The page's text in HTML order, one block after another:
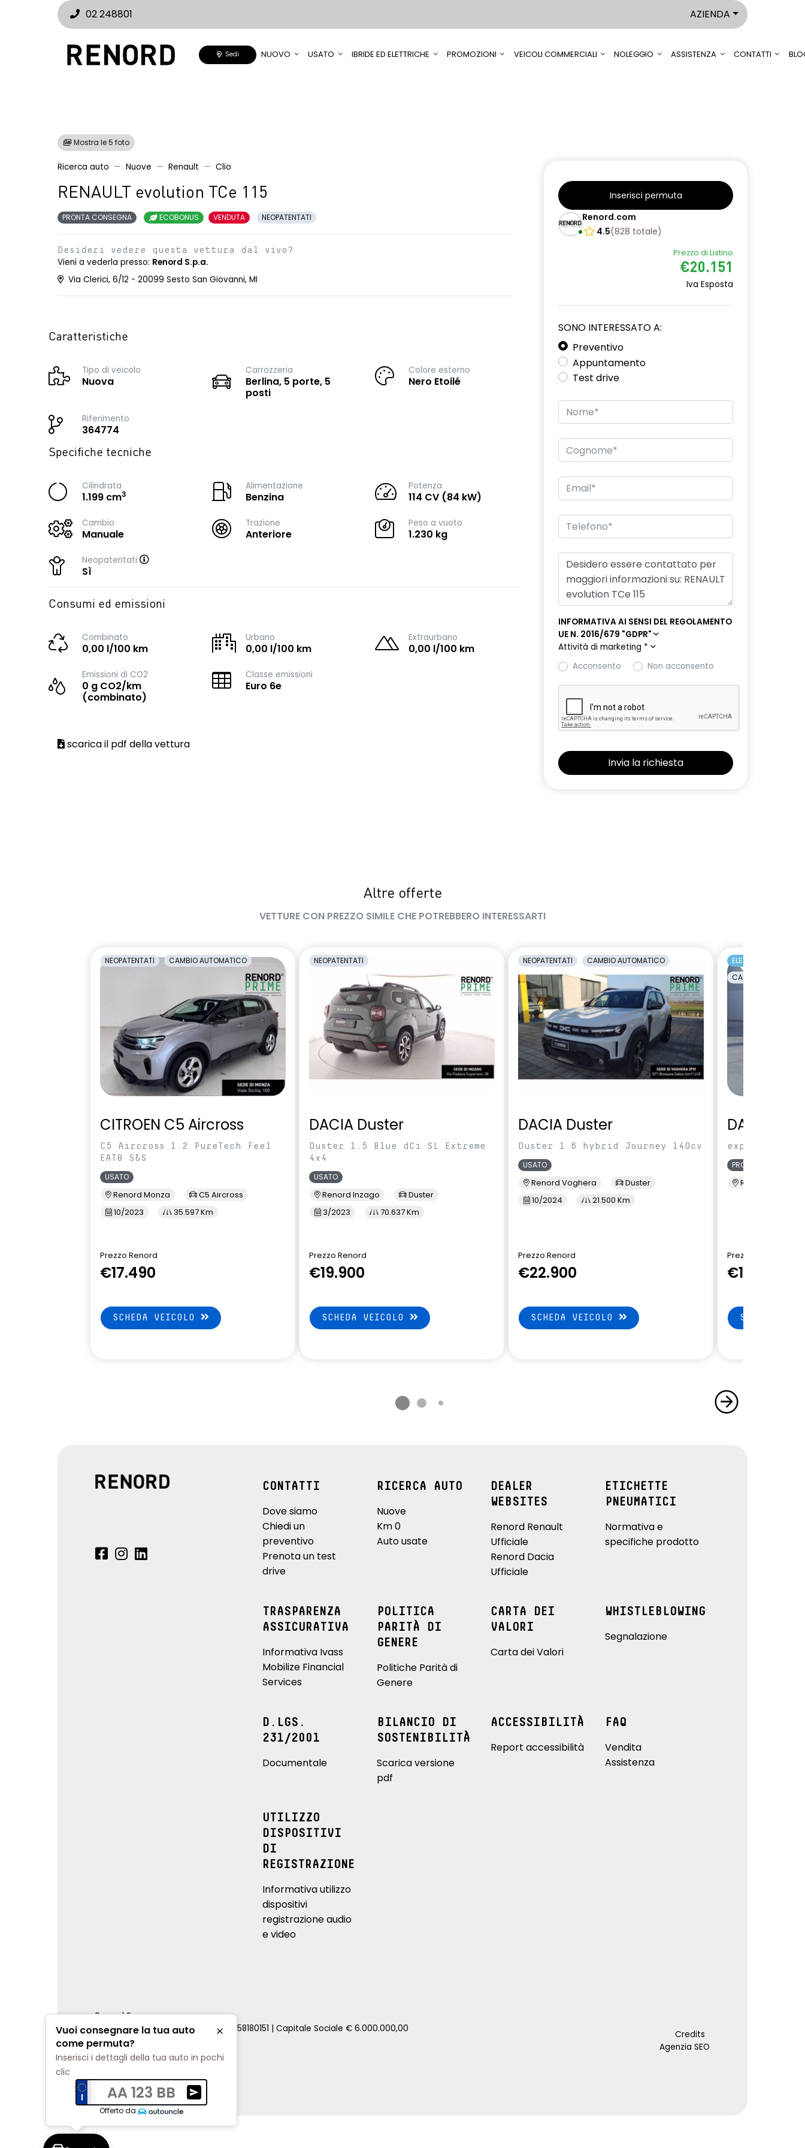
02 248801 AZIENDA
Sedi NUOVO USATO IBRIDE ED ELETTRICHE PROMOZIONI VEICOLI COMMERCIALI NOLEGGIO ASSISTENZA CONTATTI
Mostra le 5 foto
Ricerca auto Nuove Renault Clio
RENAULT evolution TCe 115
PRONTA CONSEGNA ECOBONUS VENDUTA NEOPATENTATI
Desideri vedere questa vettura dal vivo?
Vieni a vederla presso: Renord S.p.a.
Via Clerici, 6/12 - 20099 Sesto San Giovanni, MI
Caratteristiche
Tipo di veicolo
Nuova
Carrozzeria
Berlina, 5 porte, 5
posti
Colore esterno
Nero Etoilé
Riferimento
364774
Specifiche tecniche
Cilindrata
1.199 cm3
Alimentazione
Benzina
Potenza
114 CV (84 kW)
Cambio
Manuale
Trazione
Anteriore
Peso a vuoto
1.230 kg
Neopatentati
Sì
Consumi ed emissioni
Combinato
0,00 l/100 km
Urbano
0,00 l/100 km
Extraurbano
0,00 l/100 km
Emissioni di CO2
0 g CO2/km
(combinato)
Classe emissioni
Euro 6e
scarica il pdf della vettura
Inserisci permuta
Renord.com
4.5(828 totale)
Prezzo di Listino
€20.151
Iva Esposta
SONO INTERESSATO A:
Preventivo
Appuntamento
Test drive
INFORMATIVA AI SENSI DEL REGOLAMENTO
UE N. 2016/679 "GDPR"
Attività di marketing *
Acconsento
Non acconsento
Altre offerte
VETTURE CON PREZZO SIMILE CHE POTREBBERO INTERESSARTI
NEOPATENTATI CAMBIO AUTOMATICO
CITROEN C5 Aircross
C5 Aircross 1.2 PureTech Feel
EAT8 S&S
USATO
Renord Monza
C5 Aircross
10/2023
35.597 Km
Prezzo Renord
€17.490
SCHEDA VEICOLO
NEOPATENTATI
DACIA Duster
Duster 1.5 Blue dCi SL Extreme
4x4
USATO
Renord Inzago
Duster
3/2023
70.637 Km
Prezzo Renord
€19.900
SCHEDA VEICOLO
NEOPATENTATI CAMBIO AUTOMATICO
DACIA Duster
Duster 1.6 hybrid Journey 140cv
USATO
Renord Voghera
Duster
10/2024
21.500 Km
Prezzo Renord
€22.900
SCHEDA VEICOLO
ELETTRICA
CAMBIO
DACIA
expression
PRONTA CONSEGNA
Renord S.M.
Prezzo di Listino
€19.150
SCHEDA
CONTATTI
Dove siamo
Chiedi un
preventivo
Prenota un test
drive
RICERCA AUTO
Nuove
Km 0
Auto usate
DEALER
WEBSITES
Renord Renault
Ufficiale
Renord Dacia
Ufficiale
ETICHETTE
PNEUMATICI
Normativa e
specifiche prodotto
TRASPARENZA
ASSICURATIVA
Informativa Ivass
Mobilize Financial
Services
POLITICA
PARITÀ DI
GENERE
Politiche Parità di
Genere
CARTA DEI
VALORI
Carta dei Valori
WHISTLEBLOWING
Segnalazione
D.LGS.
231/2001
Documentale
BILANCIO DI
SOSTENIBILITÀ
Scarica versione
pdf
ACCESSIBILITÀ
Report accessibilità
FAQ
Vendita
Assistenza
UTILIZZO
DISPOSITIVI
DI
REGISTRAZIONE
Informativa utilizzo
dispositivi
registrazione audio
e video
Renord S.p.a.
REA Milano 810796 | P.IVA e C.F. 00858180151 | Capitale Sociale € 6.000.000,00
Cookie Policy
Privacy Policy
Impostazioni di tracciamento
Credits
Agenzia SEO
Vuoi consegnare la tua auto
come permuta?
Chiudi
Inserisci i dettagli della tua auto in pochi
clic
AA 123 BB
Ricevi una valutazione della tua auto senza impegno
Offerto da